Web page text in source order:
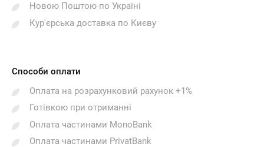
Новою Поштою по Україні
Кур'єрська доставка по Києву
Способи оплати
Оплата на розрахунковий рахунок +1%
Готівкою при отриманні
Оплата частинами MonoBank
Оплата частинами PrivatBank